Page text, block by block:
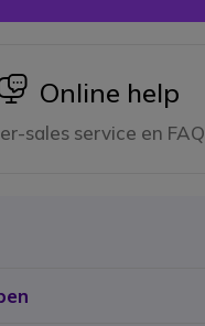
icon
Online help
sales service en FAQ